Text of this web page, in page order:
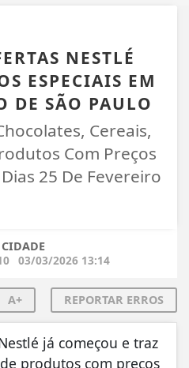
NESTLÉ
ESPECIAIS EM
DE SÃO PAULO
Cereais,
Com Preços
25 De Fevereiro
03/03/2026 13:14
A+ REPORTAR ERROS
já começou e traz
produtos com preços